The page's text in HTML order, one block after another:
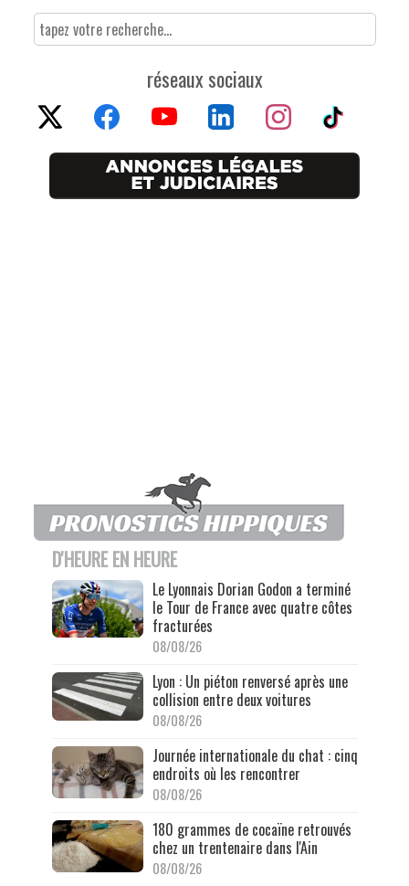
réseaux sociaux
D'HEURE EN HEURE
Le Lyonnais Dorian Godon a terminé
le Tour de France avec quatre côtes
fracturées
08/08/26
Lyon : Un piéton renversé après une
collision entre deux voitures
08/08/26
Journée internationale du chat : cinq
endroits où les rencontrer
08/08/26
180 grammes de cocaïne retrouvés
chez un trentenaire dans l'Ain
08/08/26